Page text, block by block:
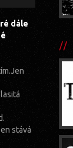
dále
stává